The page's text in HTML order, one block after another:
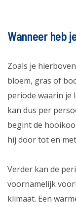
Wanneer heb
Zoals je
bloem, gras of
periode waarin
kan dus per
begint de
hij door tot en
Verder kan de
voornamelijk
klimaat. Een